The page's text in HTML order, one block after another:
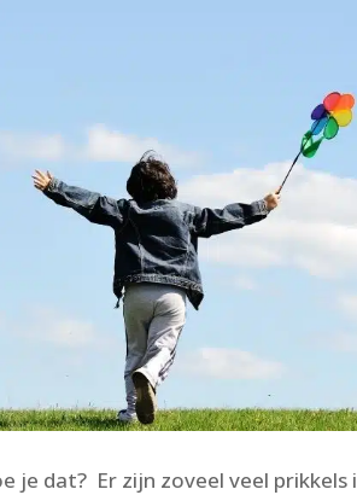
je dat? Er zijn zoveel veel prikkels